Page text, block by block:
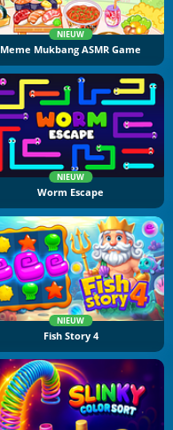
NIEUW
Meme Mukbang ASMR Game
NIEUW
Worm Escape
NIEUW
Fish Story 4